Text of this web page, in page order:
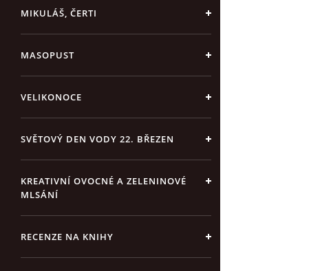
MIKULÁŠ, ČERTI
MASOPUST
VELIKONOCE
SVĚTOVÝ DEN VODY 22. BŘEZEN
KREATIVNÍ OVOCNÉ A ZELENINOVÉ
MLSÁNÍ
RECENZE NA KNIHY